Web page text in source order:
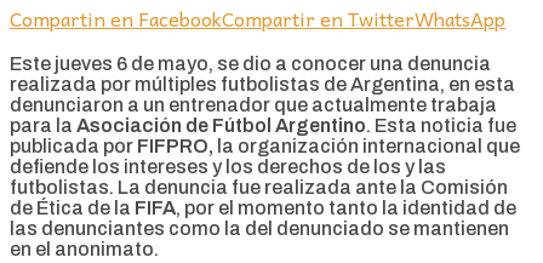
Compartin en FacebookCompartir en TwitterWhatsApp
Este jueves 6 de mayo, se dio a conocer una denuncia
realizada por múltiples futbolistas de Argentina, en esta
denunciaron a un entrenador que actualmente trabaja
para la Asociación de Fútbol Argentino. Esta noticia fue
publicada por FIFPRO, la organización internacional que
defiende los intereses y los derechos de los y las
futbolistas. La denuncia fue realizada ante la Comisión
de Ética de la FIFA, por el momento tanto la identidad de
las denunciantes como la del denunciado se mantienen
en el anonimato.